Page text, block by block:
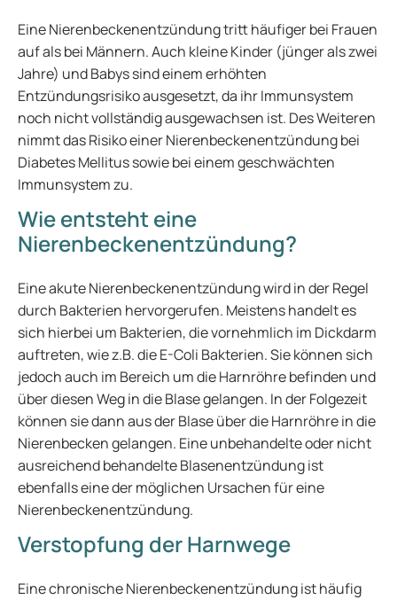
Eine Nierenbeckenentzündung tritt häufiger bei Frauen
auf als bei Männern. Auch kleine Kinder (jünger als zwei
Jahre) und Babys sind einem erhöhten
Entzündungsrisiko ausgesetzt, da ihr Immunsystem
noch nicht vollständig ausgewachsen ist. Des Weiteren
nimmt das Risiko einer Nierenbeckenentzündung bei
Diabetes Mellitus sowie bei einem geschwächten
Immunsystem zu.
Wie entsteht eine
Nierenbeckenentzündung?
Eine akute Nierenbeckenentzündung wird in der Regel
durch Bakterien hervorgerufen. Meistens handelt es
sich hierbei um Bakterien, die vornehmlich im Dickdarm
auftreten, wie z.B. die E-Coli Bakterien. Sie können sich
jedoch auch im Bereich um die Harnröhre befinden und
über diesen Weg in die Blase gelangen. In der Folgezeit
können sie dann aus der Blase über die Harnröhre in die
Nierenbecken gelangen. Eine unbehandelte oder nicht
ausreichend behandelte Blasenentzündung ist
ebenfalls eine der möglichen Ursachen für eine
Nierenbeckenentzündung.
Verstopfung der Harnwege
Eine chronische Nierenbeckenentzündung ist häufig